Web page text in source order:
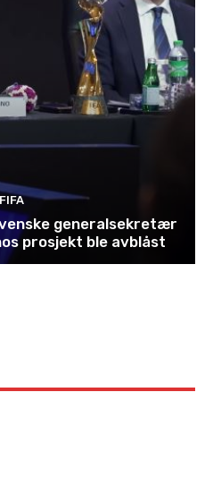
FIFA
generalsekretær
prosjekt ble avblåst